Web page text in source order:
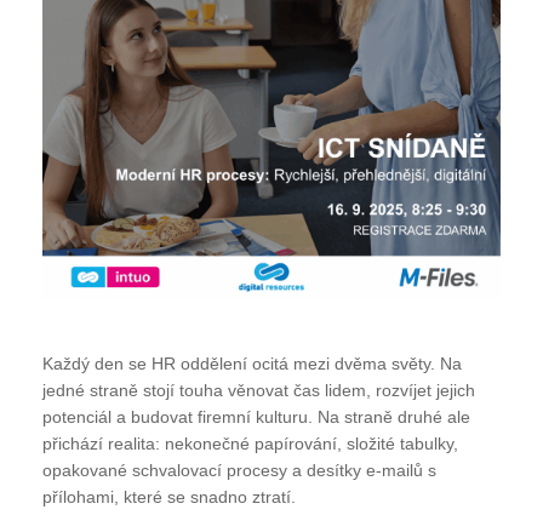
Každý den se HR oddělení ocitá mezi dvěma světy. Na
jedné straně stojí touha věnovat čas lidem, rozvíjet jejich
potenciál a budovat firemní kulturu. Na straně druhé ale
přichází realita: nekonečné papírování, složité tabulky,
opakované schvalovací procesy a desítky e-mailů s
přílohami, které se snadno ztratí.